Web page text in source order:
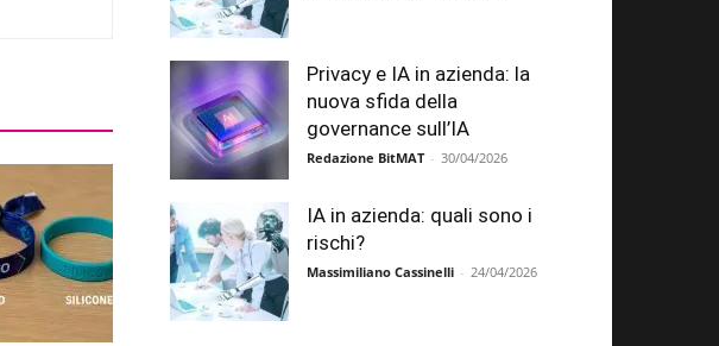
Privacy e IA in azienda: la
nuova sfida della
governance sull’IA
Redazione BitMAT - 30/04/2026
IA in azienda: quali sono i
rischi?
Massimiliano Cassinelli - 24/04/2026